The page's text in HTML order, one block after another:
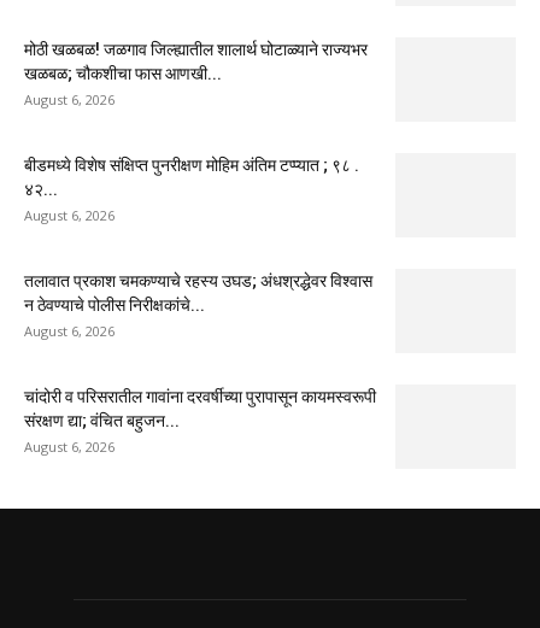
मोठी खळबळ! जळगाव जिल्ह्यातील शालार्थ घोटाळ्याने राज्यभर
खळबळ; चौकशीचा फास आणखी...
August 6, 2026
बीडमध्ये विशेष संक्षिप्त पुनरीक्षण मोहिम अंतिम टप्प्यात ; ९८ .
४२...
August 6, 2026
तलावात प्रकाश चमकण्याचे रहस्य उघड; अंधश्रद्धेवर विश्वास
न ठेवण्याचे पोलीस निरीक्षकांचे...
August 6, 2026
चांदोरी व परिसरातील गावांना दरवर्षीच्या पुरापासून कायमस्वरूपी
संरक्षण द्या; वंचित बहुजन...
August 6, 2026